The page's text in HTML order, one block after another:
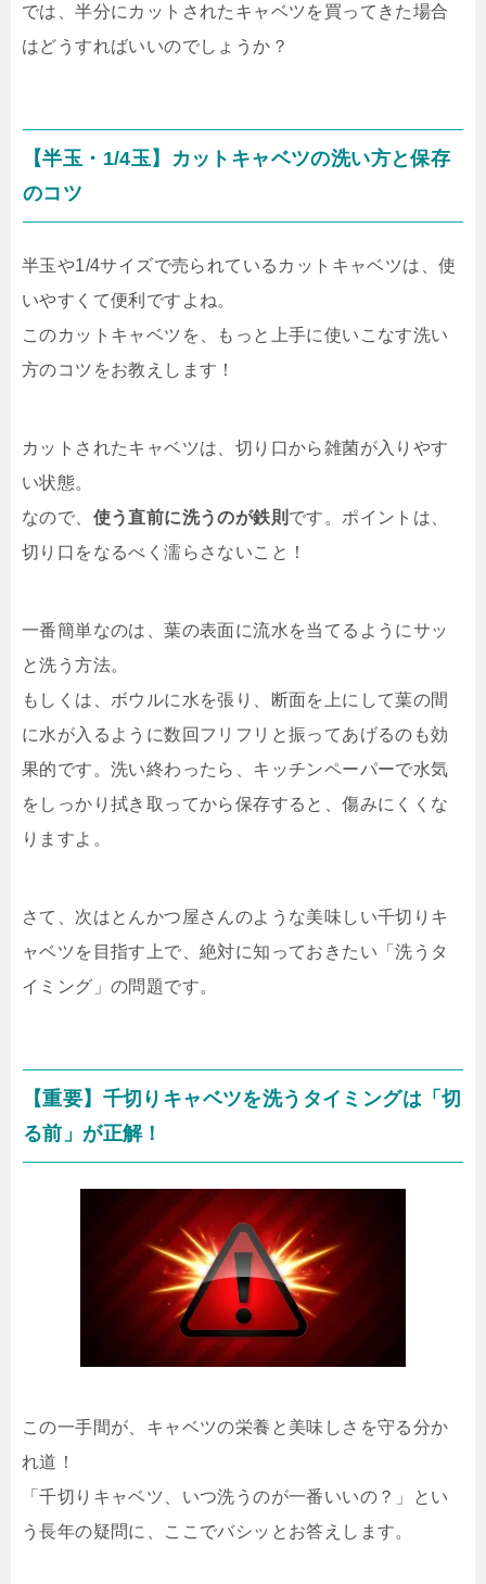
では、半分にカットされたキャベツを買ってきた場合
はどうすればいいのでしょうか？
【半玉・1/4玉】カットキャベツの洗い方と保存
のコツ
半玉や1/4サイズで売られているカットキャベツは、使
いやすくて便利ですよね。
このカットキャベツを、もっと上手に使いこなす洗い
方のコツをお教えします！
カットされたキャベツは、切り口から雑菌が入りやす
い状態。
なので、 使う直前に洗うのが鉄則 です。ポイントは、
切り口をなるべく濡らさないこと！
一番簡単なのは、葉の表面に流水を当てるようにサッ
と洗う方法。
もしくは、ボウルに水を張り、断面を上にして葉の間
に水が入るように数回フリフリと振ってあげるのも効
果的です。洗い終わったら、キッチンペーパーで水気
をしっかり拭き取ってから保存すると、傷みにくくな
りますよ。
さて、次はとんかつ屋さんのような美味しい千切りキ
ャベツを目指す上で、絶対に知っておきたい「洗うタ
イミング」の問題です。
【重要】千切りキャベツを洗うタイミングは「切
る前」が正解！
この一手間が、キャベツの栄養と美味しさを守る分か
れ道！
「千切りキャベツ、いつ洗うのが一番いいの？」とい
う長年の疑問に、ここでバシッとお答えします。